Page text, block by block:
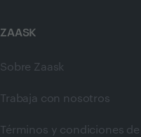
ZAASK
Sobre Zaask
Trabaja con nosotros
Términos y condiciones